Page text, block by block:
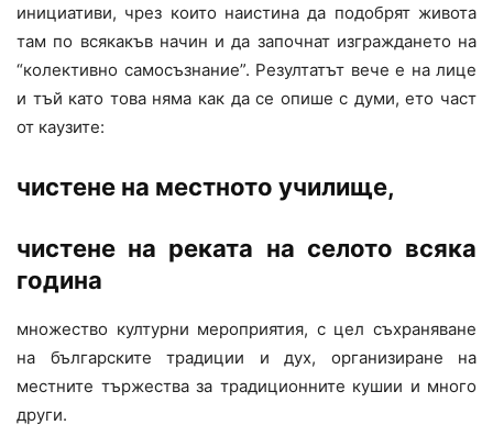
инициативи, чрез които наистина да подобрят живота
там по всякакъв начин и да започнат изграждането на
“колективно самосъзнание”. Резултатът вече е на лице
и тъй като това няма как да се опише с думи, ето част
от каузите:
чистене на местното училище,
чистене на реката на селото всяка
година
множество културни мероприятия, с цел съхраняване
на българските традиции и дух, организиране на
местните тържества за традиционните кушии и много
други.